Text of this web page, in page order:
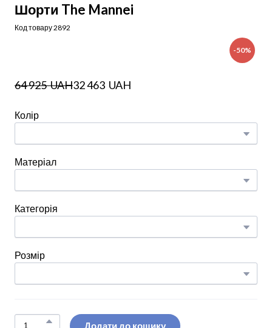
Шорти The Mannei
Код товару 2892
-50%
64 925  UAH32 463  UAH
Колір
Матеріал
Категорія
Розмір
Додати до кошику